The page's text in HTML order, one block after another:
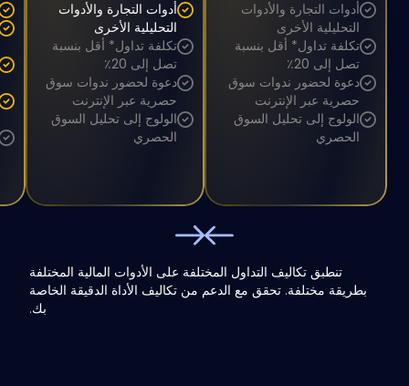
أدوات التجارة والأدوات
التحليلية الأخرى
تكلفة تداول* أقل بنسبة
تصل إلى 20٪
دعوة لحضور ندوات سوق
حصرية عبر الإنترنت
الولوج إلى تحليل السوق
الحصري
أدوات التجارة والأدوات
التحليلية الأخرى
تكلفة تداول* أقل بنسبة
تصل إلى 20٪
دعوة لحضور ندوات سوق
حصرية عبر الإنترنت
الولوج إلى تحليل السوق
الحصري
تنطبق تكاليف التداول المختلفة على الأدوات المالية المختلفة
بطريقة مختلفة. تحقق مع الدعم من تكاليف الأداة الدقيقة الخاصة
بك.